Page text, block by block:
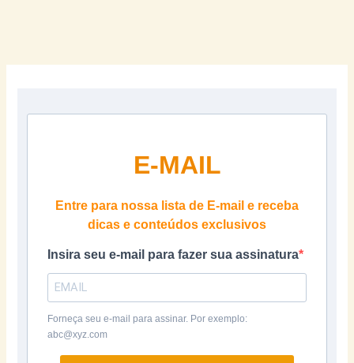
E-MAIL
Entre para nossa lista de E-mail e receba
dicas e conteúdos exclusivos
Insira seu e-mail para fazer sua assinatura
Forneça seu e-mail para assinar. Por exemplo:
abc@xyz.com